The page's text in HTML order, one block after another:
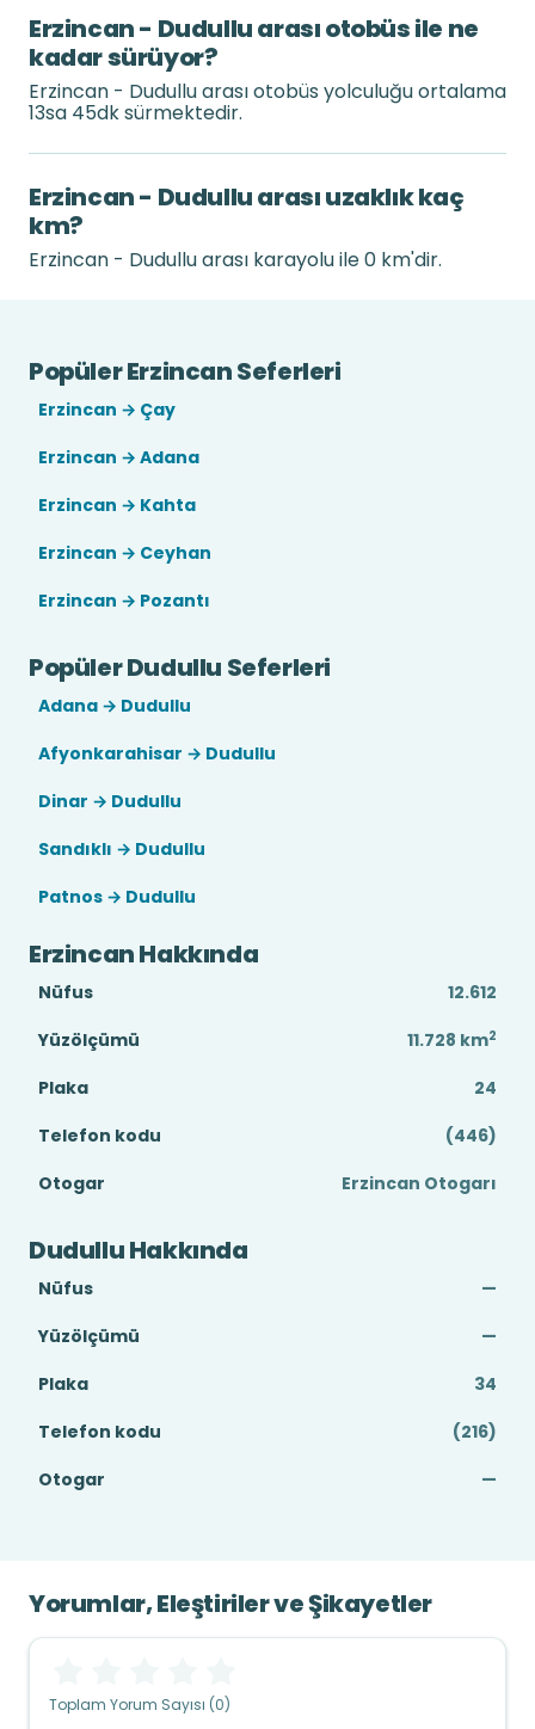
Erzincan - Dudullu arası otobüs ile ne
kadar sürüyor?
Erzincan - Dudullu arası otobüs yolculuğu ortalama
13sa 45dk sürmektedir.
Erzincan - Dudullu arası uzaklık kaç
km?
Erzincan - Dudullu arası karayolu ile 0 km'dir.
Popüler Erzincan Seferleri
Erzincan → Çay
Erzincan → Adana
Erzincan → Kahta
Erzincan → Ceyhan
Erzincan → Pozantı
Popüler Dudullu Seferleri
Adana → Dudullu
Afyonkarahisar → Dudullu
Dinar → Dudullu
Sandıklı → Dudullu
Patnos → Dudullu
Erzincan Hakkında
Nüfus
12.612
Yüzölçümü
11.728 km2
Plaka
24
Telefon kodu
(446)
Otogar
Erzincan Otogarı
Dudullu Hakkında
Nüfus
—
Yüzölçümü
—
Plaka
34
Telefon kodu
(216)
Otogar
—
Yorumlar, Eleştiriler ve Şikayetler
Toplam Yorum Sayısı (0)